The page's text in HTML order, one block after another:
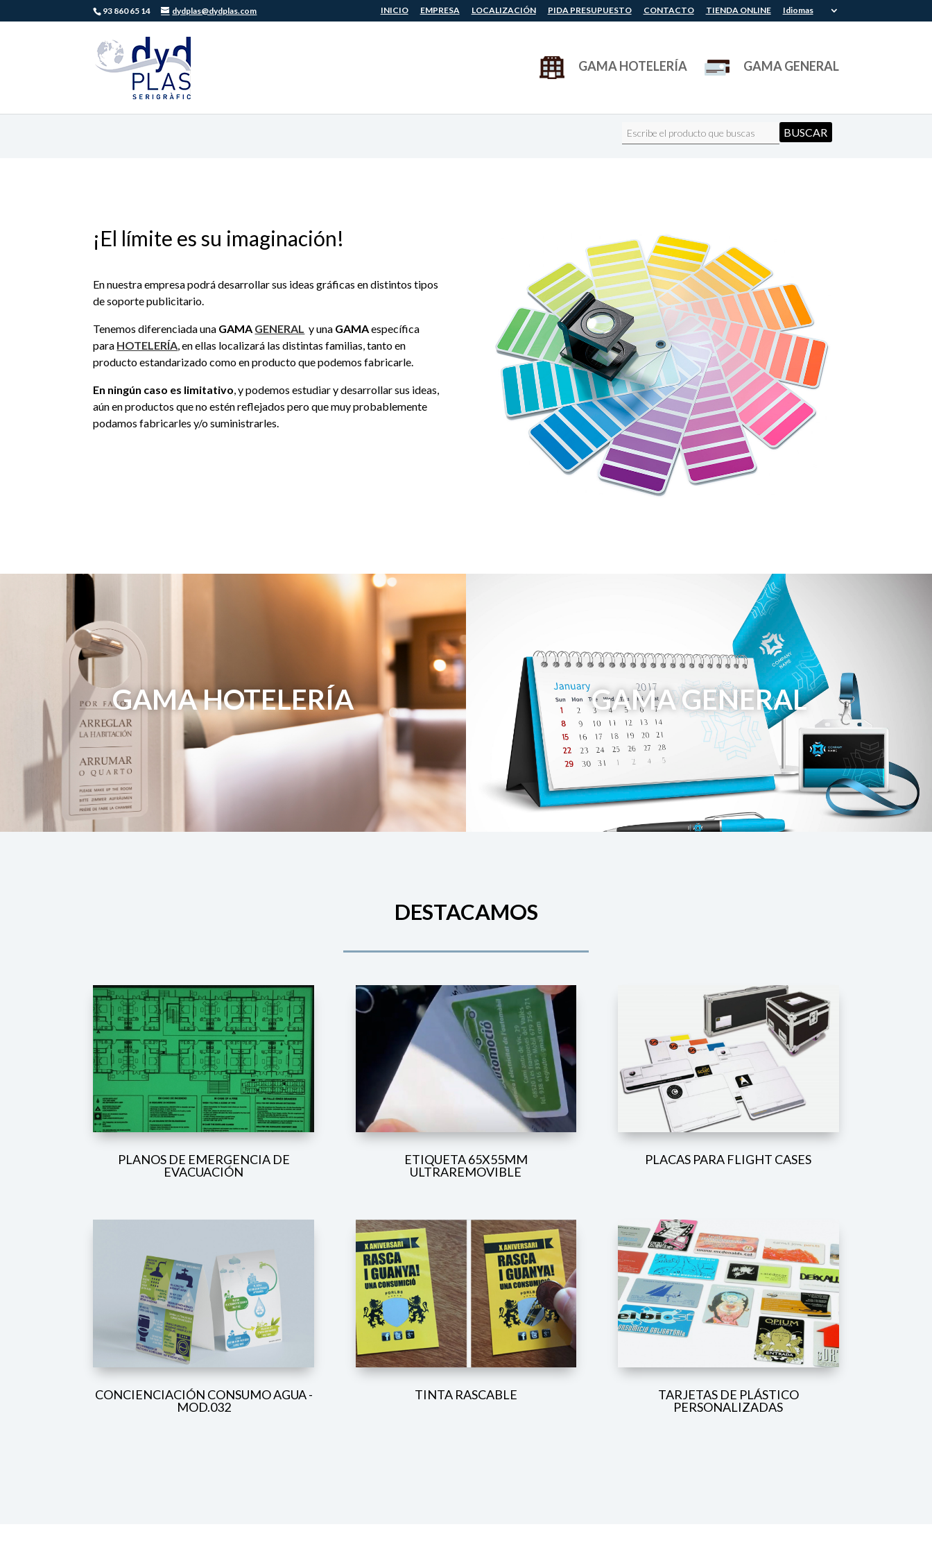
93 860 65 14 dydplas@dydplas.com INICIO EMPRESA LOCALIZACIÓN PIDA PRESUPUESTO CONTACTO TIENDA ONLINE Idiomas
GAMA HOTELERÍA GAMA GENERAL
¡El límite es su imaginación!
En nuestra empresa podrá desarrollar sus ideas gráficas en distintos tipos
de soporte publicitario.
Tenemos diferenciada una GAMA GENERAL y una GAMAespecífica
para HOTELERÍA , en ellas localizará las distintas familias, tanto en
producto estandarizado como en producto que podemos fabricarle.
En ningún caso es limitativo , y podemos estudiar y desarrollar sus ideas,
aún en productos que no estén reflejados pero que muy probablemente
podamos fabricarles y/o suministrarles.
GAMA HOTELERÍA GAMA GENERAL
DESTACAMOS
PLANOS DE EMERGENCIA DE
EVACUACIÓN
ETIQUETA 65X55MM
ULTRAREMOVIBLE
PLACAS PARA FLIGHT CASES
CONCIENCIACIÓN CONSUMO AGUA -
MOD.032
TINTA RASCABLE
TARJETAS DE PLÁSTICO
PERSONALIZADAS